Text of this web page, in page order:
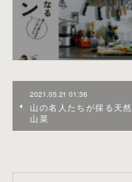
2021.05.21 01:36
山の名人たちが採る天然
山菜